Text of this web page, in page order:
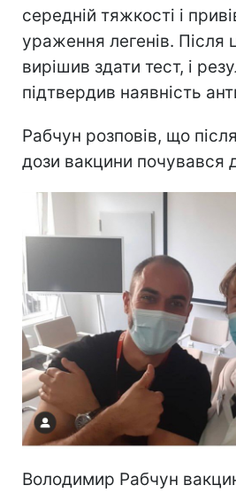
середній тяжкості і
ураження легенів. Після
вирішив здати тест, і
підтвердив наявність
Рабчун розповів, що
дози вакцини почувався
Володимир Рабчун